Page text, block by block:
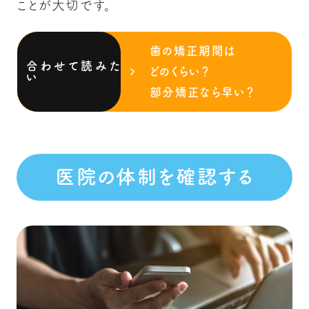
ことが大切です。
歯の矯正期間は
どのくらい？
部分矯正なら早い？
医院の体制を確認する